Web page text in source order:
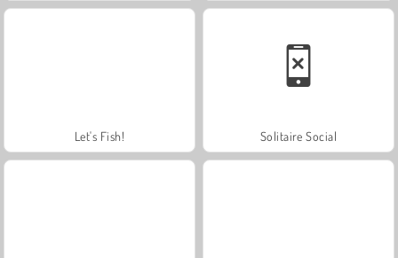
Let's Fish! Solitaire Social